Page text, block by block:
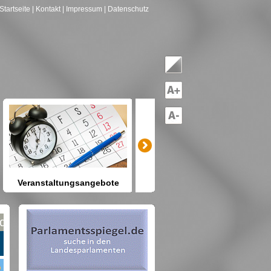
Startseite | Kontakt | Impressum | Datenschutz
Veranstaltungsangebote
Sie Berlin und seine Angebote?
nach Gruppen--->hier drücken